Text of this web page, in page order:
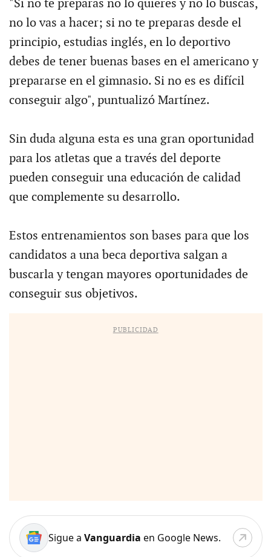
"Si no te preparas no lo quieres y no lo buscas,
no lo vas a hacer; si no te preparas desde el
principio, estudias inglés, en lo deportivo
debes de tener buenas bases en el americano y
prepararse en el gimnasio. Si no es es difícil
conseguir algo", puntualizó Martínez.
Sin duda alguna esta es una gran oportunidad
para los atletas que a través del deporte
pueden conseguir una educación de calidad
que complemente su desarrollo.
Estos entrenamientos son bases para que los
candidatos a una beca deportiva salgan a
buscarla y tengan mayores oportunidades de
conseguir sus objetivos.
PUBLICIDAD
Sigue a Vanguardia en Google News.